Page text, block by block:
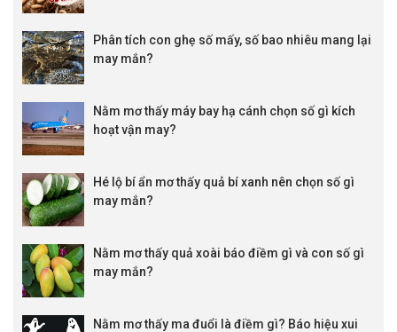
Phân tích con ghẹ số mấy, số bao nhiêu mang lại
may mắn?
Nằm mơ thấy máy bay hạ cánh chọn số gì kích
hoạt vận may?
Hé lộ bí ẩn mơ thấy quả bí xanh nên chọn số gì
may mắn?
Nằm mơ thấy quả xoài báo điềm gì và con số gì
may mắn?
Nằm mơ thấy ma đuổi là điềm gì? Báo hiệu xui